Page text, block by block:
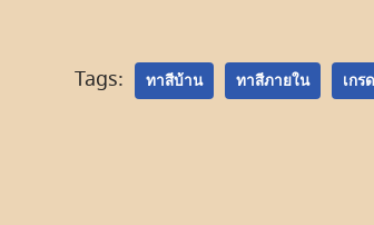
Tags: ทาสีบ้าน ทาสีภายใน เกร